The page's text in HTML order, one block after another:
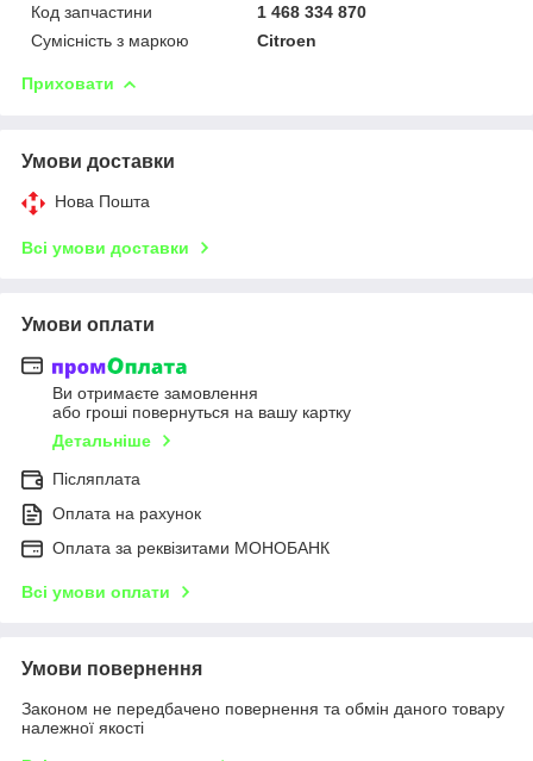
Код запчастини
1 468 334 870
Сумісність з маркою
Citroen
Приховати
Умови доставки
Нова Пошта
Всі умови доставки
Умови оплати
Ви отримаєте замовлення
або гроші повернуться на вашу картку
Детальніше
Післяплата
Оплата на рахунок
Оплата за реквізитами МОНОБАНК
Всі умови оплати
Умови повернення
Законом не передбачено повернення та обмін даного товару
належної якості